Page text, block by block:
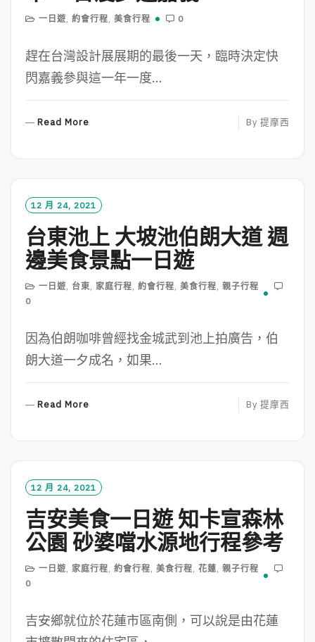
一日遊, 約會行程, 美食行程 0
趕在台灣設計展展期的最後一天，臨時決定快
閃嘉義參與這一年一度...
Read More
O
R
By 提摩西
12 月 24, 2021
台東池上 大坡池伯朗大道 週
邊美食景點一日遊
一日遊, 台東, 家庭行程, 約會行程, 美食行程, 親子行程
0
因為伯朗咖啡曾經找金城武到池上拍廣告，伯
朗大道一夕成名，如果...
Read More
O
R
E
By 提摩西
12 月 24, 2021
吉安美食一日遊 知卡宣森林
公園 砂婆噹水源地行程參考
一日遊, 家庭行程, 約會行程, 美食行程, 花蓮, 親子行程
0
吉安鄉就位於花蓮市區南側，可以說是由花蓮